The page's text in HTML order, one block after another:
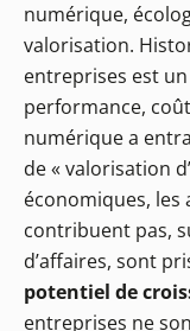
numérique,
valorisation.
entreprises est
performance,
numérique a
de « valorisation
économiques, les
contribuent pas,
d’affaires, sont
potentiel de
entreprises ne